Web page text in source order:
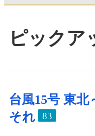
ピックア
台風15号 東北
それ
83